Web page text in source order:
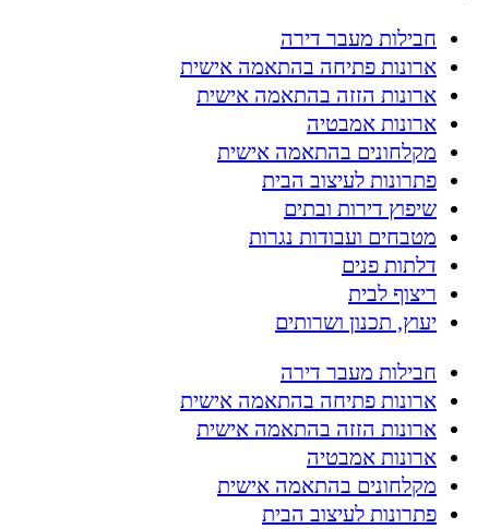
חבילות מעבר דירה
ארונות פתיחה בהתאמה אישית
ארונות הזזה בהתאמה אישית
ארונות אמבטיה
מקלחונים בהתאמה אישית
פתרונות לעיצוב הבית
שיפוץ דירות ובתים
מטבחים ועבודות נגרות
דלתות פנים
ריצוף לבית
יעוץ, תכנון ושרותים
חבילות מעבר דירה
ארונות פתיחה בהתאמה אישית
ארונות הזזה בהתאמה אישית
ארונות אמבטיה
מקלחונים בהתאמה אישית
פתרונות לעיצוב הבית